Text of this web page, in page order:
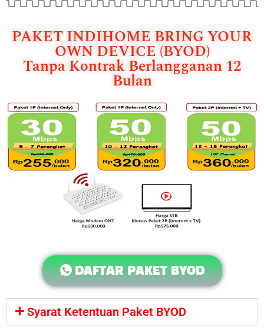
PAKET INDIHOME BRING YOUR
OWN DEVICE (BYOD)
Tanpa Kontrak Berlangganan 12
Bulan
DAFTAR PAKET BYOD
Syarat Ketentuan Paket BYOD